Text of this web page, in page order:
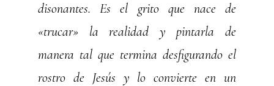
disonantes. Es el grito que nace de
«trucar» la realidad y pintarla de
manera tal que termina desfigurando el
rostro de Jesús y lo convierte en un